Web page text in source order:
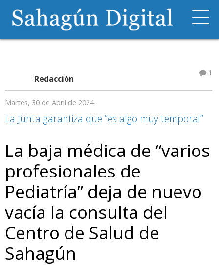
Redacción
1
Martes, 30 de Abril de 2024
La Junta garantiza que “es algo muy temporal”
La baja médica de “varios
profesionales de
Pediatría” deja de nuevo
vacía la consulta del
Centro de Salud de
Sahagún